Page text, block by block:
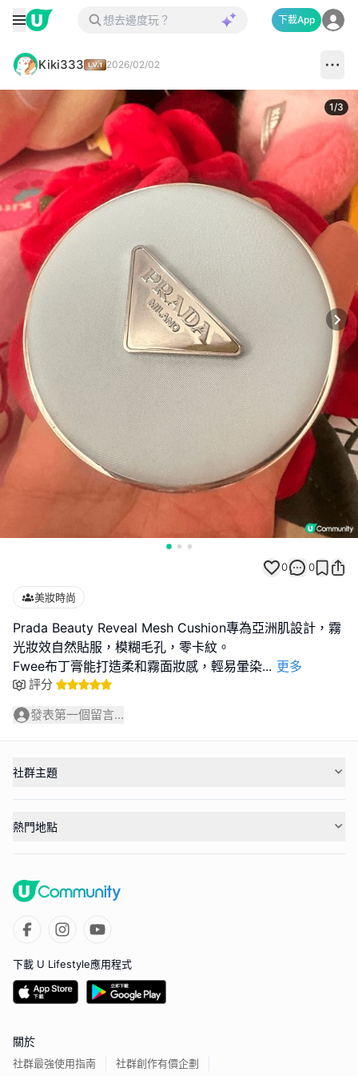
下載App
Kiki333 2026/02/02
1/3
0 0
美妝時尚
Prada Beauty Reveal Mesh Cushion專為亞洲肌設計，霧
光妝效自然貼服，模糊毛孔，零卡紋。
Fwee布丁膏能打造柔和霧面妝感，輕易暈染... 更多
評分
發表第一個留言...
社群主題
熱門地點
下載 U Lifestyle應用程式
關於
社群最強使用指南 社群創作有價企劃